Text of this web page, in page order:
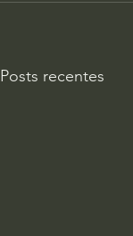
Posts recentes